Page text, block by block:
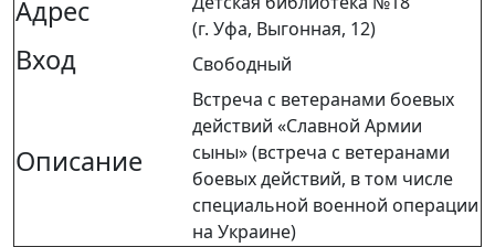
Адрес
(г. Уфа, Выгонная, 12)
Вход Свободный
Описание
Встреча с ветеранами боевых
действий «Славной Армии
сыны» (встреча с ветеранами
боевых действий, в том числе
специальной военной операции
на Украине)